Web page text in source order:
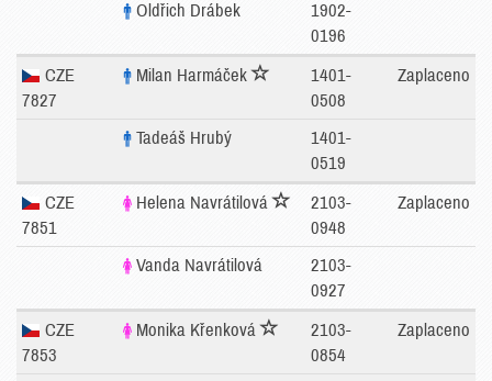
Oldřich Drábek
1902-
0196
CZE
7827
Milan Harmáček
1401-
0508
Zaplaceno
Tadeáš Hrubý
1401-
0519
CZE
7851
Helena Navrátilová
2103-
0948
Zaplaceno
Vanda Navrátilová
2103-
0927
CZE
7853
Monika Křenková
2103-
0854
Zaplaceno